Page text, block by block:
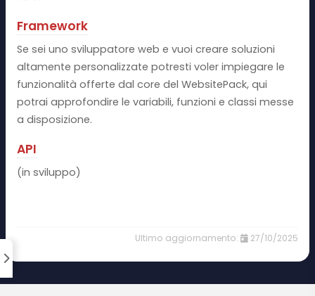
Framework
Se sei uno sviluppatore web e vuoi creare soluzioni
altamente personalizzate potresti voler impiegare le
funzionalità offerte dal core del WebsitePack, qui
potrai approfondire le variabili, funzioni e classi messe
a disposizione.
API
(in sviluppo)
27/10/2025